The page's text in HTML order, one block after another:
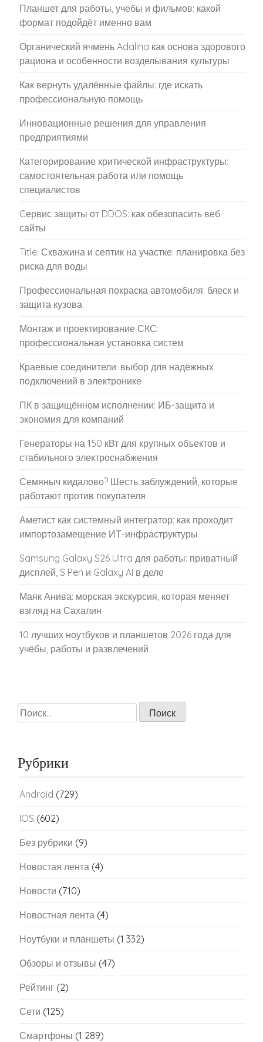
Планшет для работы, учебы и фильмов: какой
формат подойдёт именно вам
Органический ячмень Adalina как основа здорового
рациона и особенности возделывания культуры
Как вернуть удалённые файлы: где искать
профессиональную помощь
Инновационные решения для управления
предприятиями
Категорирование критической инфраструктуры:
самостоятельная работа или помощь
специалистов
Cервис защиты от DDOS: как обезопасить веб-
сайты
Title: Скважина и септик на участке: планировка без
риска для воды
Профессиональная покраска автомобиля: блеск и
защита кузова.
Монтаж и проектирование СКС:
профессиональная установка систем
Краевые соединители: выбор для надёжных
подключений в электронике
ПК в защищённом исполнении: ИБ-защита и
экономия для компаний
Генераторы на 150 кВт для крупных объектов и
стабильного электроснабжения
Семяныч кидалово? Шесть заблуждений, которые
работают против покупателя
Аметист как системный интегратор: как проходит
импортозамещение ИТ-инфраструктуры
Samsung Galaxy S26 Ultra для работы: приватный
дисплей, S Pen и Galaxy AI в деле
Маяк Анива: морская экскурсия, которая меняет
взгляд на Сахалин
10 лучших ноутбуков и планшетов 2026 года для
учёбы, работы и развлечений
Найти:
Рубрики
Android (729)
IOS (602)
Без рубрики (9)
Новостая лента (4)
Новости (710)
Новостная лента (4)
Ноутбуки и планшеты (1 332)
Обзоры и отзывы (47)
Рейтинг (2)
Сети (125)
Смартфоны (1 289)